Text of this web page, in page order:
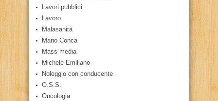
Lavori pubblici
Lavoro
Malasanità
Mario Conca
Mass-media
Michele Emiliano
Noleggio con conducente
O.S.S.
Oncologia